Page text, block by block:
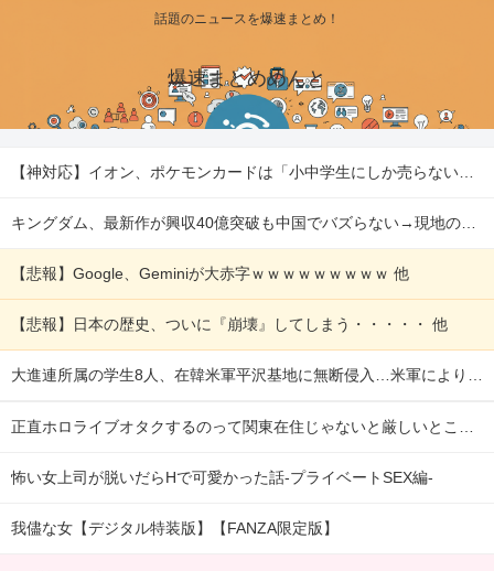
話題のニュースを爆速まとめ！
爆速まとめめんと
【神対応】イオン、ポケモンカードは「小中学生にしか売らない」 転売対策の決断 他
キングダム、最新作が興収40億突破も中国でバズらない→現地のリアルな評価を検証 他
【悲報】Google、Geminiが大赤字ｗｗｗｗｗｗｗｗｗ 他
【悲報】日本の歴史、ついに『崩壊』してしまう・・・・・ 他
大進連所属の学生8人、在韓米軍平沢基地に無断侵入…米軍により身柄拘束！ 他
正直ホロライブオタクするのって関東在住じゃないと厳しいところあるよな
怖い女上司が脱いだらHで可愛かった話-プライベートSEX編-
我儘な女【デジタル特装版】【FANZA限定版】